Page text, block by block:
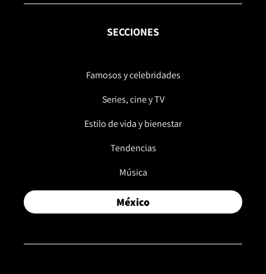
SECCIONES
Famosos y celebridades
Series, cine y TV
Estilo de vida y bienestar
Tendencias
Música
México